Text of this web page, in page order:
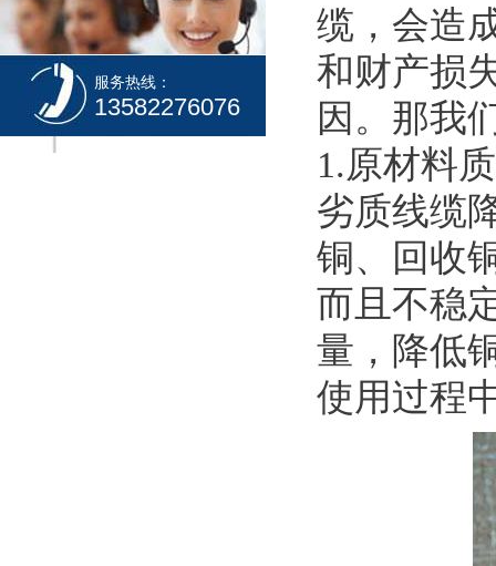
服务热线：
13582276076
缆，会造
和财产损
因。那我
1.原材料
劣质线缆
铜、回收
而且不稳
量，降低
使用过程